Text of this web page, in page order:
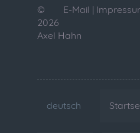
E-Mail |
©
2026
Axel Hahn
deutsch